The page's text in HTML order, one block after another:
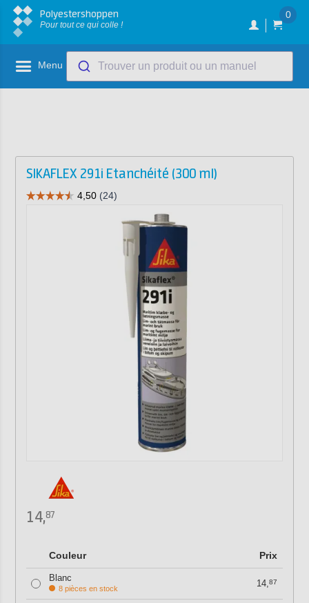
Polyestershoppen
Pour tout ce qui colle !
0
Menu Trouver un produit ou un manuel
SIKAFLEX 291i Etanchéité (300 ml)
14,87
Couleur Prix
Blanc
8 pièces en stock 14,87